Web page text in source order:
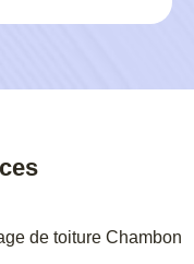
de toiture Chambon